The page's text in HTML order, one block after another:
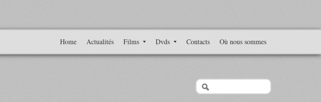
Home Actualités Films Dvds Contacts Où nous sommes